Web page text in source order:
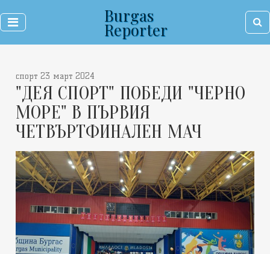
Burgas
Reporter
спорт 23 март 2024
"ДЕЯ СПОРТ" ПОБЕДИ "ЧЕРНО
МОРЕ" В ПЪРВИЯ
ЧЕТВЪРТФИНАЛЕН МАЧ